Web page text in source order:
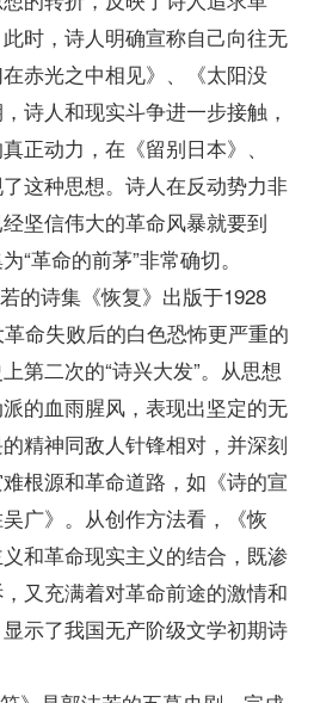
时，诗人明确宣称自己向往无
赤光之中相见》、《太阳没
诗人和现实斗争进一步接触，
正动力，在《留别日本》、
了这种思想。诗人在反动势力非
坚信伟大的革命风暴就要到
“革命的前茅”非常确切。
诗集《恢复》出版于1928
命失败后的白色恐怖更严重的
第二次的“诗兴大发”。从思想
的血雨腥风，表现出坚定的无
精神同敌人针锋相对，并深刻
根源和革命道路，如《诗的宣
广》。从创作方法看，《恢
和革命现实主义的结合，既渗
又充满着对革命前途的激情和
示了我国无产阶级文学初期诗